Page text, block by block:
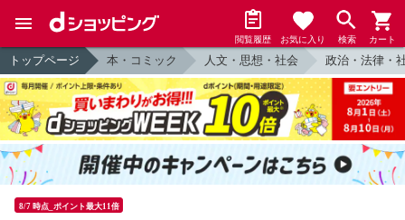
閲覧履歴 お気に入り 検索 カート
トップページ 本・コミック 人文・思想・社会 政治・法律・
8/7 時点_ポイント最大11倍